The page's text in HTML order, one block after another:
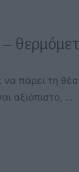
–
να πάρει τη
αξιόπιστο, …